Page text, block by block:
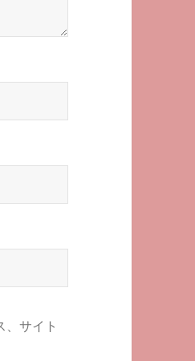
サイト